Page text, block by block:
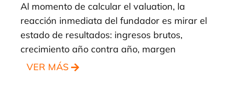
Al momento de calcular el valuation, la
reacción inmediata del fundador es mirar el
estado de resultados: ingresos brutos,
crecimiento año contra año, margen
VER MÁS